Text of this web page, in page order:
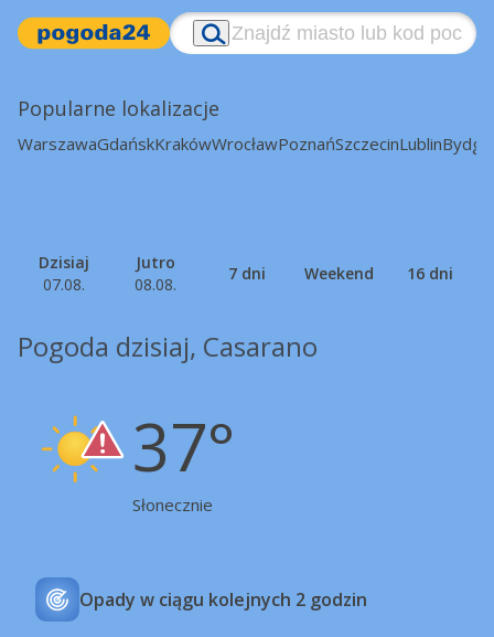
Popularne lokalizacje
WarszawaGdańskKrakówWrocławPoznańSzczecinLublin
Dzisiaj
07.08.
Jutro
08.08.
7 dni Weekend 16 dni
Pogoda dzisiaj, Casarano
37°
Słonecznie
Opady w ciągu kolejnych 2 godzin